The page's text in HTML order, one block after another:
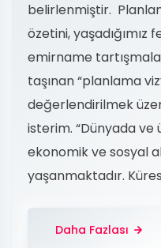
belirlenmiştir.
özetini,
emirname
taşınan “planlama
değerlendirilmek
isterim. “Dünyada ve
ekonomik ve sosyal
yaşanmaktadır.
Daha Fazlası